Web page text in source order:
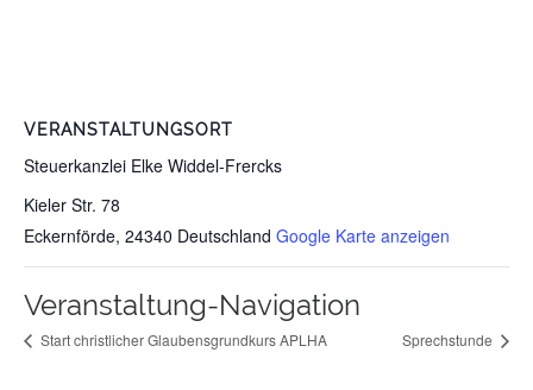
VERANSTALTUNGSORT
Steuerkanzlei Elke Widdel-Frercks
Kieler Str. 78
Eckernförde, 24340 Deutschland Google Karte anzeigen
Veranstaltung-Navigation
Start christlicher Glaubensgrundkurs APLHA Sprechstunde